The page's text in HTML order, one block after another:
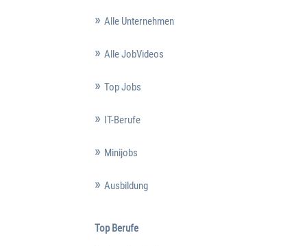
Alle Unternehmen
Alle JobVideos
Top Jobs
IT-Berufe
Minijobs
Ausbildung
Top Berufe